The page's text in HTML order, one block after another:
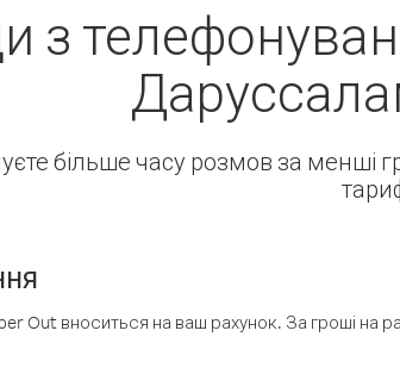
з
більше часу розмов за менші
Out вноситься на ваш рахунок. За гроші на